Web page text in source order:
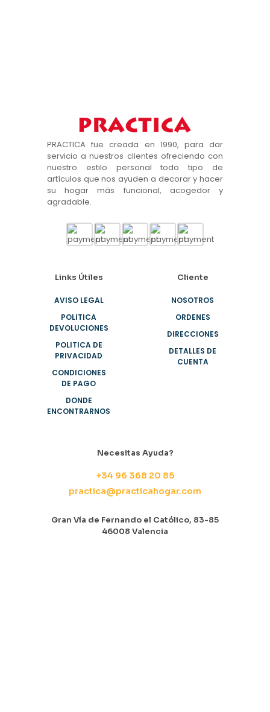
página
de
producto
PRACTICA fue creada en 1990, para dar
servicio a nuestros clientes ofreciendo con
nuestro estilo personal todo tipo de
artículos que nos ayuden a decorar y hacer
su hogar más funcional, acogedor y
agradable.
Links Útiles
AVISO LEGAL
POLITICA
DEVOLUCIONES
POLITICA DE
PRIVACIDAD
CONDICIONES
DE PAGO
DONDE
ENCONTRARNOS
Cliente
NOSOTROS
ORDENES
DIRECCIONES
DETALLES DE
CUENTA
Necesitas Ayuda?
+34 96 368 20 85
practica@practicahogar.com
Gran Vía de Fernando el Católico, 83-85
46008 Valencia